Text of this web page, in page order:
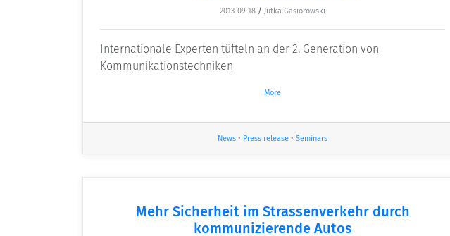
2013-09-18 / Jutka Gasiorowski
Internationale Experten tüfteln an der 2. Generation von
Kommunikationstechniken
More
News • Press release • Seminars
Mehr Sicherheit im Strassenverkehr durch
kommunizierende Autos